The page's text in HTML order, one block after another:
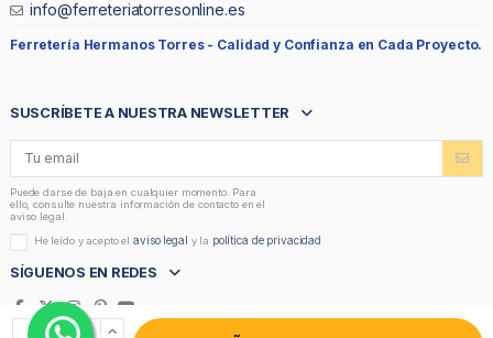
info@ferreteriatorresonline.es
Ferretería Hermanos Torres - Calidad y Confianza en Cada Proyecto.
SUSCRÍBETE A NUESTRA NEWSLETTER
Puede darse de baja en cualquier momento. Para
ello, consulte nuestra información de contacto en el
aviso legal.
He leído y acepto elaviso legal y la política de privacidad
SÍGUENOS EN REDES